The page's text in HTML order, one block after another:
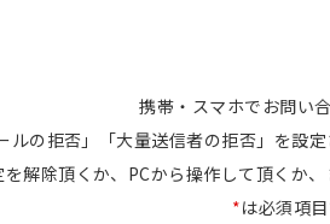
携帯・スマホでお問い
の拒否」「大量送信者の拒否」を設
を解除頂くか、PCから操作して頂くか
*は必須項目